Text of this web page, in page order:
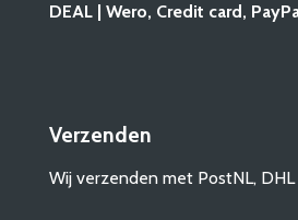
DEAL | Wero, Credit card,
Verzenden
Wij verzenden met PostNL,